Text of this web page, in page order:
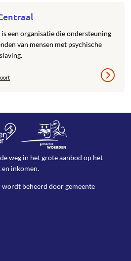
een organisatie die ondersteuning
van mensen met psychische
weg in het grote aanbod op het
en inkomen.
wordt beheerd doorgemeente